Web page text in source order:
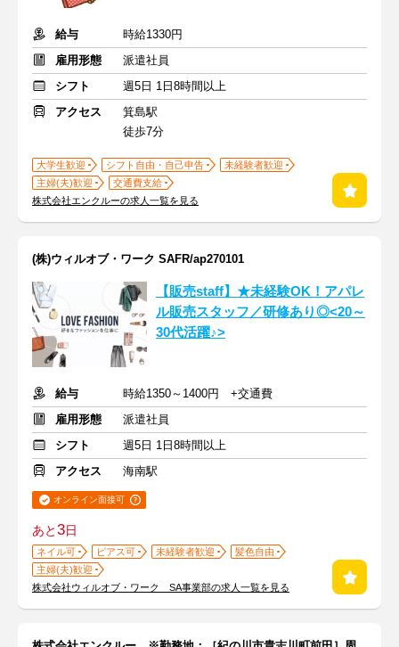
給与
時給1330円
雇用形態
派遣社員
シフト
週5日 1日8時間以上
アクセス
箕島駅
徒歩7分
大学生歓迎 シフト自由・自己申告
未経験者歓迎
主婦(夫)歓迎
交通費支給
株式会社エンクルーの求人一覧を見る
(株)ウィルオブ・ワーク SAFR/ap270101
【販売staff】★未経験OK！アパレ
ル販売スタッフ／研修あり◎<20～
30代活躍♪>
給与
時給1350～1400円 +交通費
雇用形態
派遣社員
シフト
週5日 1日8時間以上
アクセス
海南駅
オンライン面接可
あと3日
ネイル可 ピアス可 未経験者歓迎
髪色自由
主婦(夫)歓迎
株式会社ウィルオブ・ワーク SA事業部の求人一覧を見る